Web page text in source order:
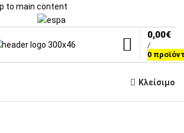
to main content
0
/
0,00€
Κλείσιμο